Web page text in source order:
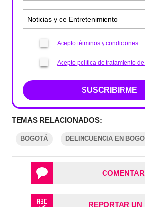
Acepto términos y condiciones
Acepto política de tratamiento
SUSCRIBIRME
TEMAS RELACIONADOS:
BOGOTÁ DELINCUENCIA EN
REPORTAR UN